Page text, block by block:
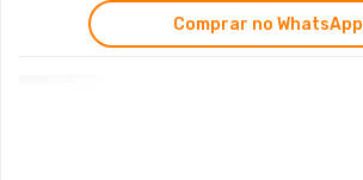
Comprar no WhatsApp